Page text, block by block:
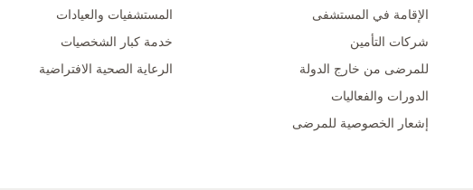
الإقامة في المستشفى
شركات التأمين
للمرضى من خارج الدولة
الدورات والفعاليات
إشعار الخصوصية للمرضى
المستشفيات والعيادات
خدمة كبار الشخصيات
الرعاية الصحية الافتراضية